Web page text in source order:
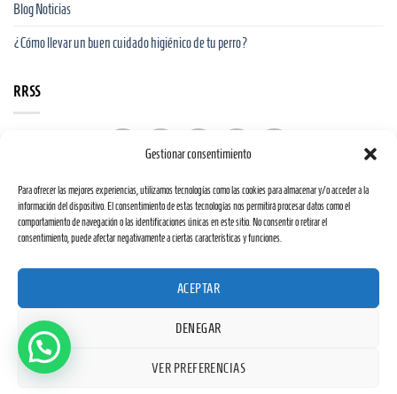
Gestionar consentimiento
Para ofrecer las mejores experiencias, utilizamos tecnologías como las cookies para almacenar y/o acceder a la
información del dispositivo. El consentimiento de estas tecnologías nos permitirá procesar datos como el
comportamiento de navegación o las identificaciones únicas en este sitio. No consentir o retirar el
consentimiento, puede afectar negativamente a ciertas características y funciones.
ACEPTAR
DENEGAR
VER PREFERENCIAS
Blog Noticias
¿Cómo llevar un buen cuidado higiénico de tu perro?
RRSS
Web financiada por la Unión Europea a través de los fondos «NextGenerationEU» y el
programa Kit Digital.